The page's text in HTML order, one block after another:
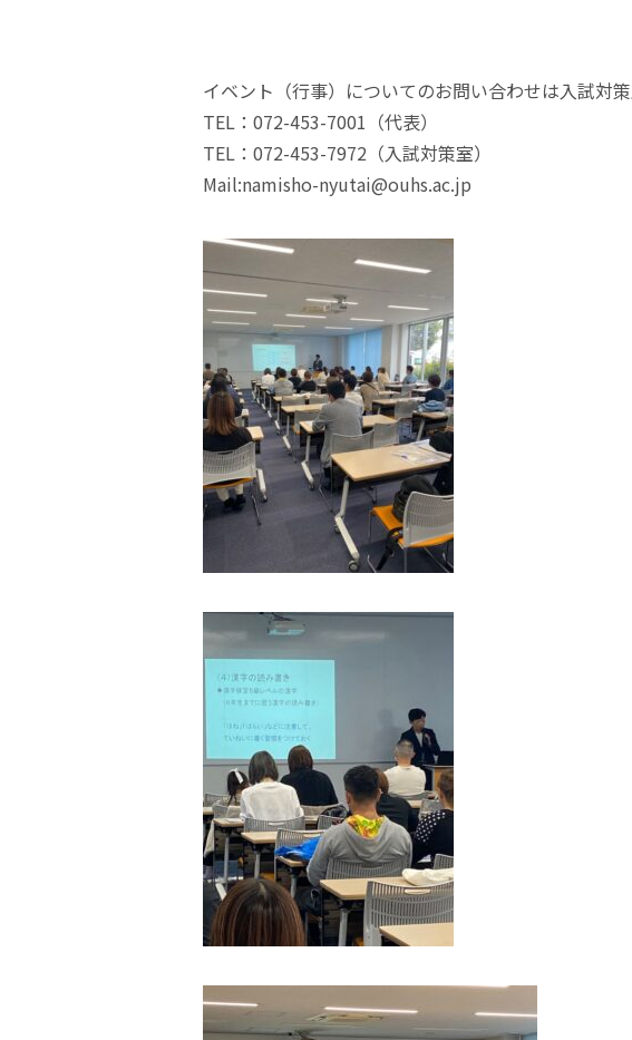
イベント（行事）についてのお問い合わせは入試対
TEL：072-453-7001（代表）
TEL：072-453-7972（入試対策室）
Mail:namisho-nyutai@ouhs.ac.jp